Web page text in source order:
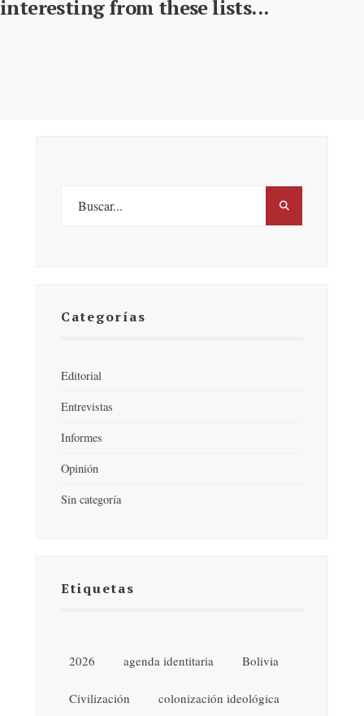
interesting from these lists...
Categorías
Editorial
Entrevistas
Informes
Opinión
Sin categoría
Etiquetas
2026 agenda identitaria Bolivia
Civilización colonización ideológica